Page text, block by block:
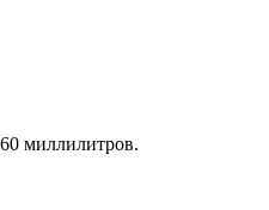
миллилитров.